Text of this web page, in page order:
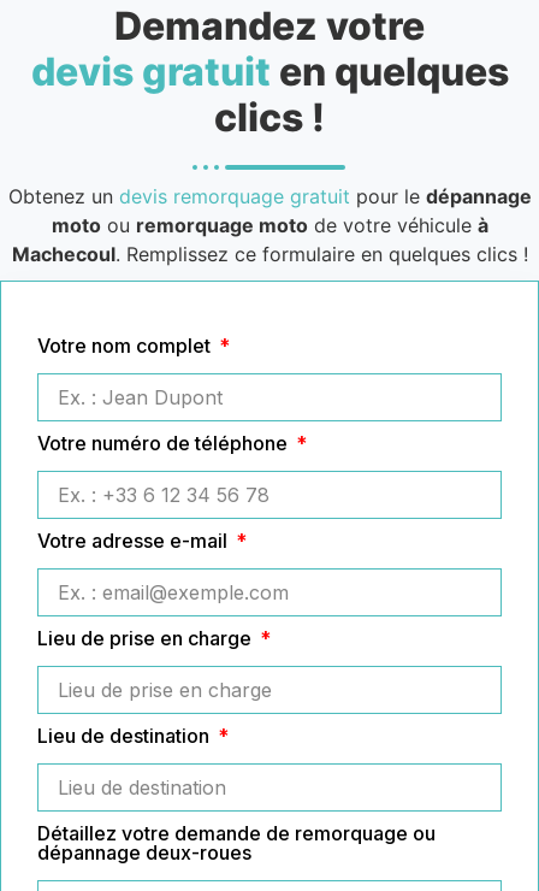
Demandez votre
devis gratuit en quelques
clics !
Obtenez un devis remorquage gratuit pour le dépannage
motoou remorquage motode votre véhicule à
Machecoul. Remplissez ce formulaire en quelques clics !
Votre nom complet
Votre numéro de téléphone
Votre adresse e-mail
Lieu de prise en charge
Lieu de destination
Détaillez votre demande de remorquage ou
dépannage deux-roues